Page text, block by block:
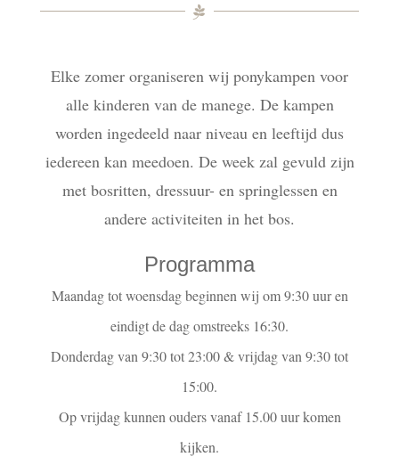
Elke zomer organiseren wij ponykampen voor
alle kinderen van de manege. De kampen
worden ingedeeld naar niveau en leeftijd dus
iedereen kan meedoen. De week zal gevuld zijn
met bosritten, dressuur- en springlessen en
andere activiteiten in het bos.
Programma
Maandag tot woensdag beginnen wij om 9:30 uur en
eindigt de dag omstreeks 16:30.
Donderdag van 9:30 tot 23:00 & vrijdag van 9:30 tot
15:00.
Op vrijdag kunnen ouders vanaf 15.00 uur komen
kijken.